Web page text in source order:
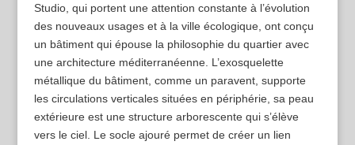
Studio, qui portent une attention constante à l’évolution
des nouveaux usages et à la ville écologique, ont conçu
un bâtiment qui épouse la philosophie du quartier avec
une architecture méditerranéenne. L’exosquelette
métallique du bâtiment, comme un paravent, supporte
les circulations verticales situées en périphérie, sa peau
extérieure est une structure arborescente qui s’élève
vers le ciel. Le socle ajouré permet de créer un lien